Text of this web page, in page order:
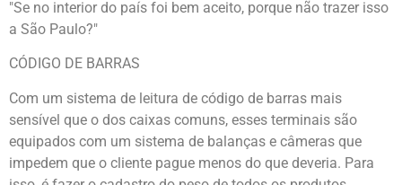
"Se no interior do país foi bem aceito, porque não trazer isso
a São Paulo?"
CÓDIGO DE BARRAS
Com um sistema de leitura de código de barras mais
sensível que o dos caixas comuns, esses terminais são
equipados com um sistema de balanças e câmeras que
impedem que o cliente pague menos do que deveria. Para